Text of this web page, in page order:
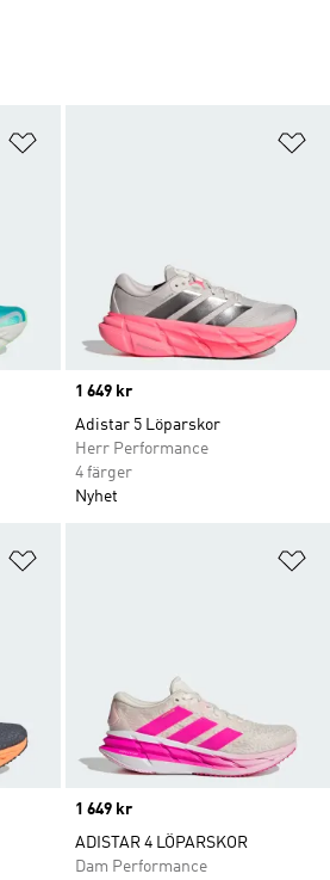
Price
1 649 kr
Adistar 5 Löparskor
Herr Performance
4 färger
Nyhet
Price
1 649 kr
ADISTAR 4 LÖPARSKOR
Dam Performance